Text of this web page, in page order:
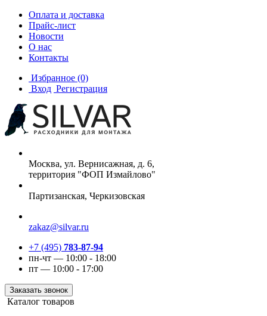
Оплата и доставка
Прайс-лист
Новости
О нас
Контакты
Избранное (0)
Вход Регистрация
Москва, ул. Вернисажная, д. 6,
территория "ФОП Измайлово"
Партизанская, Черкизовская
zakaz@silvar.ru
+7 (495) 783-87-94
пн-чт — 10:00 - 18:00
пт — 10:00 - 17:00
Заказать звонок
Каталог товаров